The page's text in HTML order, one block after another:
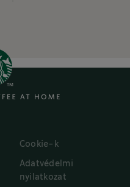
Cookie-k
Adatvédelmi
nyilatkozat